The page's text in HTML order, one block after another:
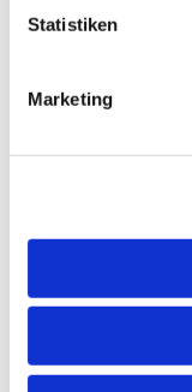
Statistiken
Marketing